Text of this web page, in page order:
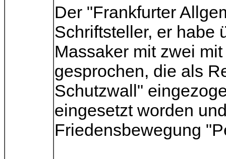
Der "Frankfurter
Schriftsteller, er habe
Massaker mit zwei
gesprochen, die als
Schutzwall"
eingesetzt worden
Friedensbewegung